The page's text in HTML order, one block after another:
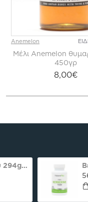
Anemelon
Μέλι Anemelon
450γρ
8,00€
Πεπτίδια Κολλαγόνου 294g Natures Plus